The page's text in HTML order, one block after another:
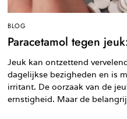
BLOG
Paracetamol tegen
Jeuk kan ontzettend
dagelijkse bezigheden en is
irritant. De oorzaak van de
ernstigheid. Maar de